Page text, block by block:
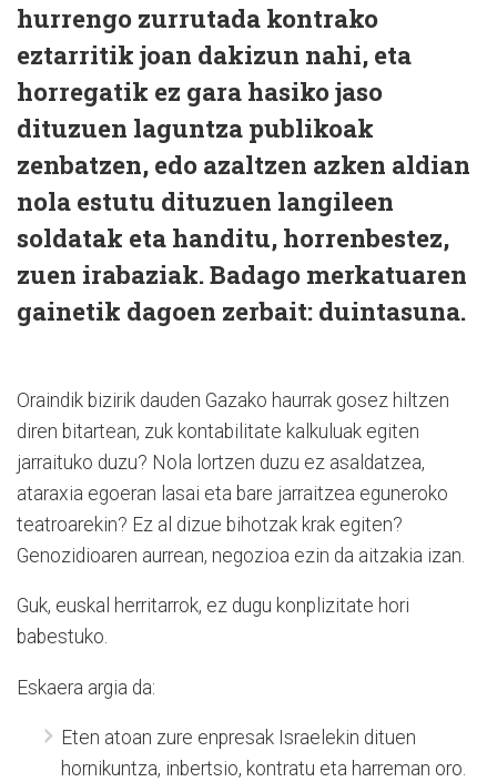
hurrengo zurrutada kontrako
eztarritik joan dakizun nahi, eta
horregatik ez gara hasiko jaso
dituzuen laguntza publikoak
zenbatzen, edo azaltzen azken aldian
nola estutu dituzuen langileen
soldatak eta handitu, horrenbestez,
zuen irabaziak. Badago merkatuaren
gainetik dagoen zerbait: duintasuna.
Oraindik bizirik dauden Gazako haurrak gosez hiltzen
diren bitartean, zuk kontabilitate kalkuluak egiten
jarraituko duzu? Nola lortzen duzu ez asaldatzea,
ataraxia egoeran lasai eta bare jarraitzea eguneroko
teatroarekin? Ez al dizue bihotzak krak egiten?
Genozidioaren aurrean, negozioa ezin da aitzakia izan.
Guk, euskal herritarrok, ez dugu konplizitate hori
babestuko.
Eskaera argia da:
Eten atoan zure enpresak Israelekin dituen
hornikuntza, inbertsio, kontratu eta harreman oro.